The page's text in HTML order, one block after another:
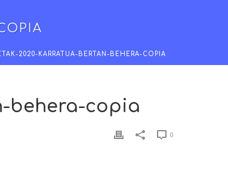
2020-KARRATUA-BERTAN-BEHERA-COPIA
behera-copia
0